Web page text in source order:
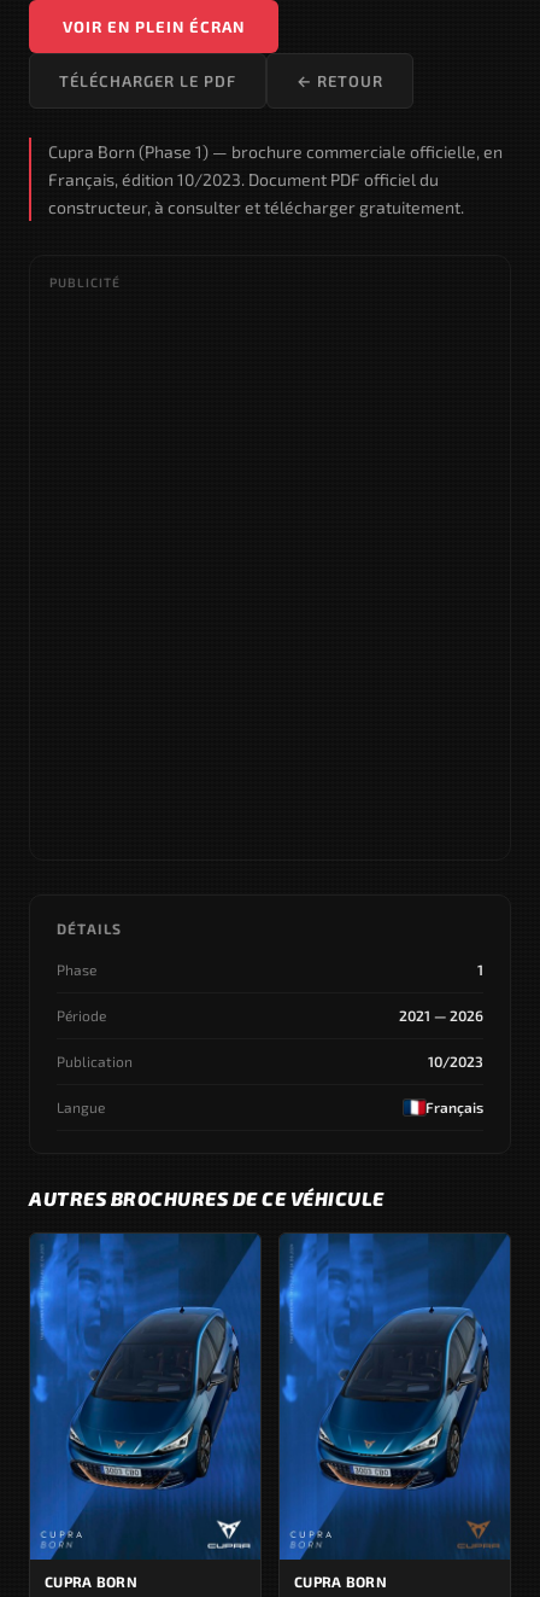
VOIR EN PLEIN ÉCRAN
TÉLÉCHARGER LE PDF ← RETOUR
Cupra Born (Phase 1) — brochure commerciale officielle, en
Français, édition 10/2023. Document PDF officiel du
constructeur, à consulter et télécharger gratuitement.
PUBLICITÉ
DÉTAILS
Phase 1
Période 2021 — 2026
Publication 10/2023
Langue Français
AUTRES BROCHURES DE CE VÉHICULE
CUPRA BORN CUPRA BORN